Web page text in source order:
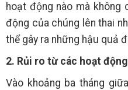
hoạt động nào mà không
động của chúng lên thai
thể gây ra những hậu quả
2. Rủi ro từ các hoạt
Vào khoảng ba tháng